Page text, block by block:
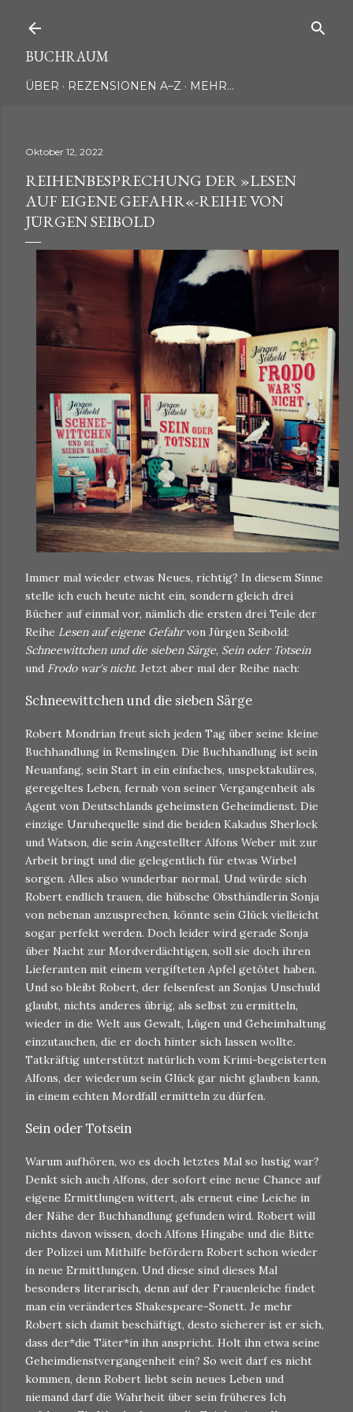
BUCHRAUM
ÜBER REZENSIONEN A–Z MEHR…
Oktober 12, 2022
REIHENBESPRECHUNG DER »LESEN
AUF EIGENE GEFAHR«-REIHE VON
JÜRGEN SEIBOLD
Immer mal wieder etwas Neues, richtig? In diesem Sinne
stelle ich euch heute nicht ein, sondern gleich drei
Bücher auf einmal vor, nämlich die ersten drei Teile der
Reihe Lesen auf eigene Gefahrvon Jürgen Seibold:
Schneewittchen und die sieben Särge, Sein oder Totsein
und Frodo war's nicht. Jetzt aber mal der Reihe nach:
Schneewittchen und die sieben Särge
Robert Mondrian freut sich jeden Tag über seine kleine
Buchhandlung in Remslingen. Die Buchhandlung ist sein
Neuanfang, sein Start in ein einfaches, unspektakuläres,
geregeltes Leben, fernab von seiner Vergangenheit als
Agent von Deutschlands geheimsten Geheimdienst. Die
einzige Unruhequelle sind die beiden Kakadus Sherlock
und Watson, die sein Angestellter Alfons Weber mit zur
Arbeit bringt und die gelegentlich für etwas Wirbel
sorgen. Alles also wunderbar normal. Und würde sich
Robert endlich trauen, die hübsche Obsthändlerin Sonja
von nebenan anzusprechen, könnte sein Glück vielleicht
sogar perfekt werden. Doch leider wird gerade Sonja
über Nacht zur Mordverdächtigen, soll sie doch ihren
Lieferanten mit einem vergifteten Apfel getötet haben.
Und so bleibt Robert, der felsenfest an Sonjas Unschuld
glaubt, nichts anderes übrig, als selbst zu ermitteln,
wieder in die Welt aus Gewalt, Lügen und Geheimhaltung
einzutauchen, die er doch hinter sich lassen wollte.
Tatkräftig unterstützt natürlich vom Krimi-begeisterten
Alfons, der wiederum sein Glück gar nicht glauben kann,
in einem echten Mordfall ermitteln zu dürfen.
Sein oder Totsein
Warum aufhören, wo es doch letztes Mal so lustig war?
Denkt sich auch Alfons, der sofort eine neue Chance auf
eigene Ermittlungen wittert, als erneut eine Leiche in
der Nähe der Buchhandlung gefunden wird. Robert will
nichts davon wissen, doch Alfons Hingabe und die Bitte
der Polizei um Mithilfe befördern Robert schon wieder
in neue Ermittlungen. Und diese sind dieses Mal
besonders literarisch, denn auf der Frauenleiche findet
man ein verändertes Shakespeare-Sonett. Je mehr
Robert sich damit beschäftigt, desto sicherer ist er sich,
dass der*die Täter*in ihn anspricht. Holt ihn etwa seine
Geheimdienstvergangenheit ein? So weit darf es nicht
kommen, denn Robert liebt sein neues Leben und
niemand darf die Wahrheit über sein früheres Ich